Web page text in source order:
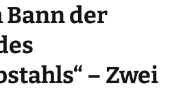
Bann der
– Zwei